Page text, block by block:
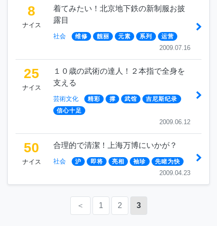
8
ナイス
着てみたい！北京地下鉄の新制服お披
露目
社会 维修 靓丽 元素 系列 运营
2009.07.16
25
ナイス
１０歳の武術の達人！２本指で全身を
支える
芸術文化 精彩 撑 武馆
吉尼斯纪录
信心十足
2009.06.12
50
ナイス
合理的で清潔！上海万博にいかが？
社会 沪 即将 亮相 袖珍 先睹为快
2009.04.23
＜ 1 2 3